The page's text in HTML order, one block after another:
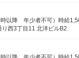
西3丁目11 北洋ビルB2